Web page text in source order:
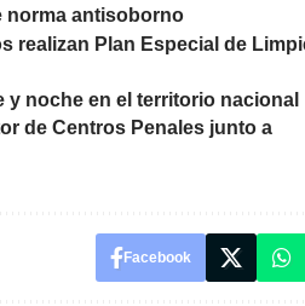
norma antisoborno
realizan Plan Especial de
y noche en el territorio nacional
de Centros Penales junto a
Facebook